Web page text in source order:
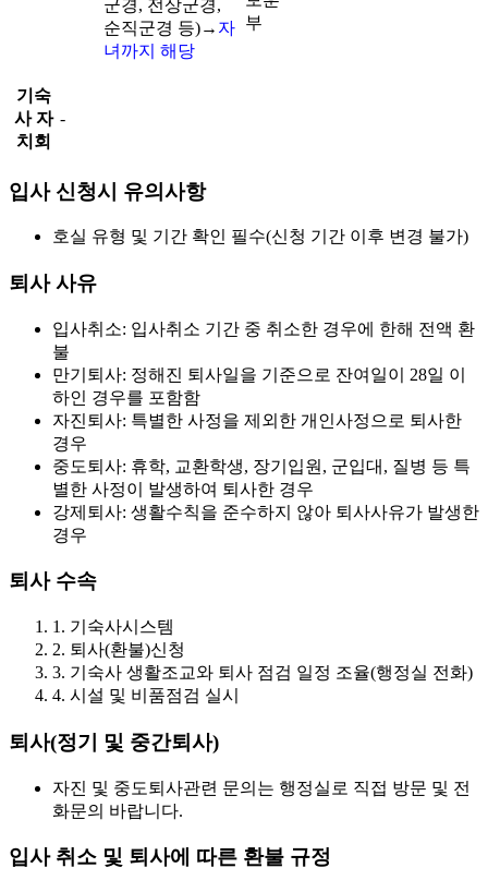
군경, 전상군경,
순직군경 등)→ 자
녀까지 해당
부
기숙
사 자
치회
-
입사 신청시 유의사항
호실 유형 및 기간 확인 필수(신청 기간 이후 변경 불가)
퇴사 사유
입사취소: 입사취소 기간 중 취소한 경우에 한해 전액 환
불
만기퇴사: 정해진 퇴사일을 기준으로 잔여일이 28일 이
하인 경우를 포함함
자진퇴사: 특별한 사정을 제외한 개인사정으로 퇴사한
경우
중도퇴사: 휴학, 교환학생, 장기입원, 군입대, 질병 등 특
별한 사정이 발생하여 퇴사한 경우
강제퇴사: 생활수칙을 준수하지 않아 퇴사사유가 발생한
경우
퇴사 수속
1. 기숙사시스템
2. 퇴사(환불)신청
3. 기숙사 생활조교와 퇴사 점검 일정 조율(행정실 전화)
4. 시설 및 비품점검 실시
퇴사(정기 및 중간퇴사)
자진 및 중도퇴사관련 문의는 행정실로 직접 방문 및 전
화문의 바랍니다.
입사 취소 및 퇴사에 따른 환불 규정